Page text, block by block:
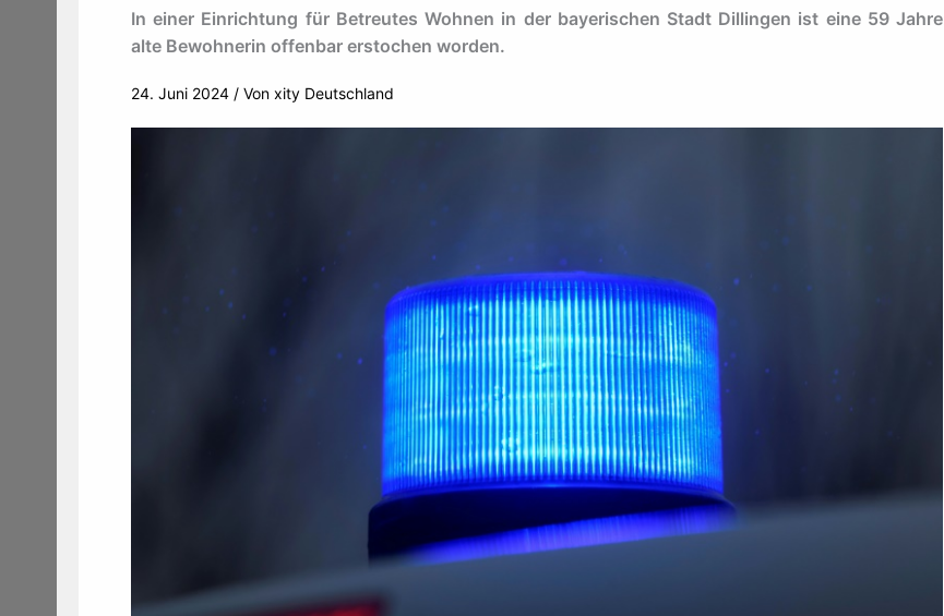
In einer Einrichtung für Betreutes Wohnen in der bayerischen Stadt Dillingen ist eine 59 Jahre
alte Bewohnerin offenbar erstochen worden.
24. Juni 2024 / Von xity Deutschland